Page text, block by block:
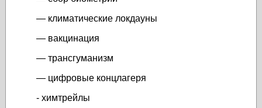
— климатические локдауны
— вакцинация
— трансгуманизм
— цифровые концлагеря
- химтрейлы